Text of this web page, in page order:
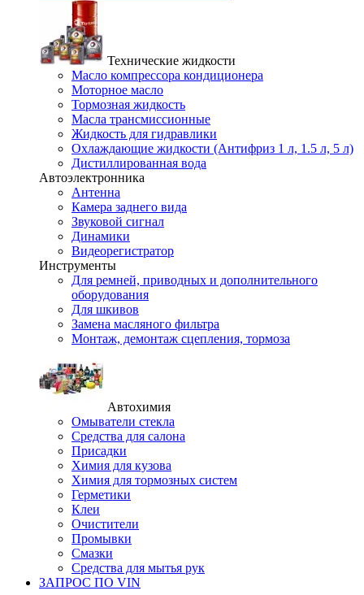
Технические жидкости
Масло компрессора кондиционера
Моторное масло
Тормозная жидкость
Масла трансмиссионные
Жидкость для гидравлики
Охлаждающие жидкости (Антифриз 1 л, 1.5 л, 5 л)
Дистиллированная вода
Автоэлектронника
Антенна
Камера заднего вида
Звуковой сигнал
Динамики
Видеорегистратор
Инструменты
Для ремней, приводных и дополнительного
оборудования
Для шкивов
Замена масляного фильтра
Монтаж, демонтаж сцепления, тормоза
Автохимия
Омыватели стекла
Средства для салона
Присадки
Химия для кузова
Химия для тормозных систем
Герметики
Клеи
Очистители
Промывки
Смазки
Средства для мытья рук
ЗАПРОС ПО VIN